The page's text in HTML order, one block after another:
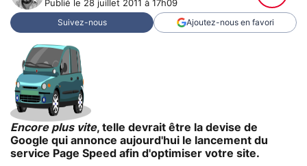
Publié le 28 juillet 2011 à 17h09
Suivez-nous Ajoutez-nous en favori
Encore plus vite, telle devrait être la devise de
Google qui annonce aujourd'hui le lancement du
service Page Speed afin d'optimiser votre site.